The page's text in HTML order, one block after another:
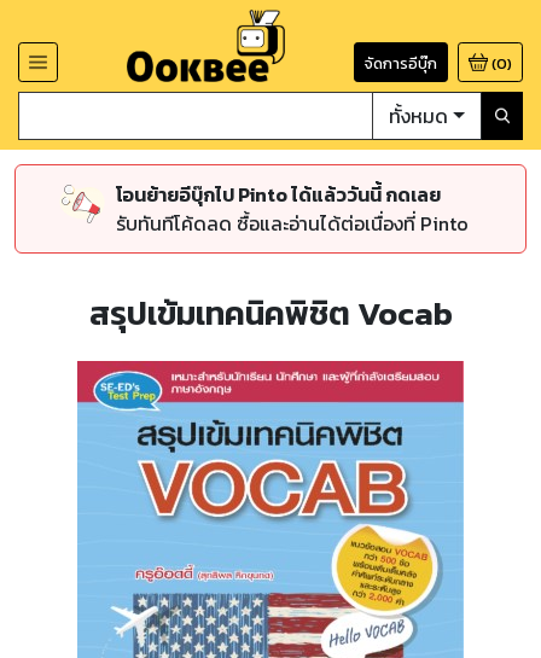
จัดการอีบุ๊ก (0)
ทั้งหมด
โอนย้ายอีบุ๊กไป Pinto ได้แล้ววันนี้ กดเลย
รับทันทีโค้ดลด ซื้อและอ่านได้ต่อเนื่องที่ Pinto
สรุปเข้มเทคนิคพิชิต Vocab